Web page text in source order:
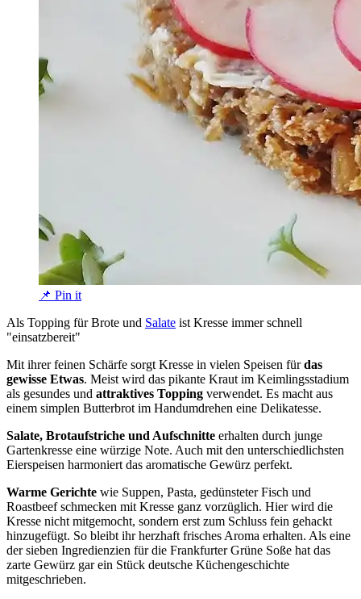
📌 Pin it
Als Topping für Brote und Salate ist Kresse immer schnell
"einsatzbereit"
Mit ihrer feinen Schärfe sorgt Kresse in vielen Speisen fürdas
gewisse Etwas. Meist wird das pikante Kraut im Keimlingsstadium
als gesundes und attraktives Topping verwendet. Es macht aus
einem simplen Butterbrot im Handumdrehen eine Delikatesse.
Salate, Brotaufstriche und Aufschnitte erhalten durch junge
Gartenkresse eine würzige Note. Auch mit den unterschiedlichsten
Eierspeisen harmoniert das aromatische Gewürz perfekt.
Warme Gerichte wie Suppen, Pasta, gedünsteter Fisch und
Roastbeef schmecken mit Kresse ganz vorzüglich. Hier wird die
Kresse nicht mitgemocht, sondern erst zum Schluss fein gehackt
hinzugefügt. So bleibt ihr herzhaft frisches Aroma erhalten. Als eine
der sieben Ingredienzien für die Frankfurter Grüne Soße hat das
zarte Gewürz gar ein Stück deutsche Küchengeschichte
mitgeschrieben.